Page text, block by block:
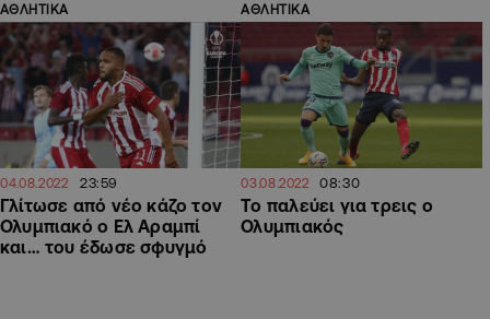
ΑΘΛΗΤΙΚΑ
04.08.2022 23:59
Γλίτωσε από νέο κάζο τον
Ολυμπιακό ο Ελ Αραμπί
και… του έδωσε σφυγμό
ΑΘΛΗΤΙΚΑ
03.08.2022 08:30
Το παλεύει για τρεις ο
Ολυμπιακός